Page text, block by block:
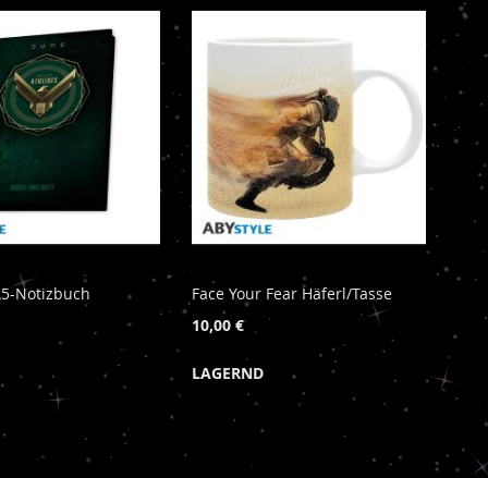
Notizbuch
Face Your Fear Häferl/Tasse
10,00 €
LAGERND